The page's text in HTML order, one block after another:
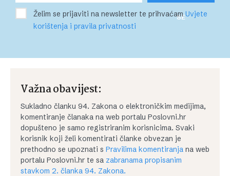
SE
Želim se prijaviti na newsletter te prihvaćamUvjete
korištenja i pravila privatnosti
Važna obavijest:
Sukladno članku 94. Zakona o elektroničkim medijima,
komentiranje članaka na web portalu Poslovni.hr
dopušteno je samo registriranim korisnicima. Svaki
korisnik koji želi komentirati članke obvezan je
prethodno se upoznati s Pravilima komentiranja na web
portalu Poslovni.hr te sa zabranama propisanim
stavkom 2. članka 94. Zakona.